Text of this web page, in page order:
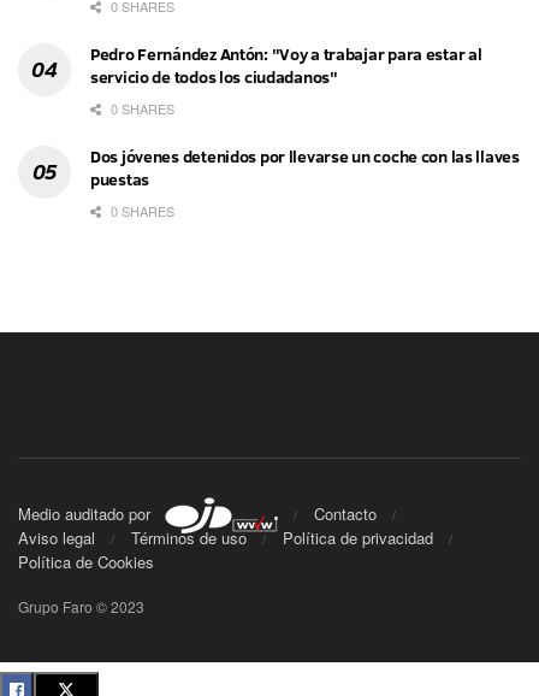
0 SHARES
Pedro Fernández Antón: "Voy a trabajar para estar al
servicio de todos los ciudadanos"
0 SHARES
Dos jóvenes detenidos por llevarse un coche con las llaves
puestas
0 SHARES
Medio auditado por
Contacto
Aviso legal
Términos de uso
Política de privacidad
Política de Cookies
Grupo Faro © 2023